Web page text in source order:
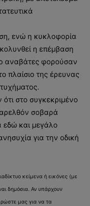
ενώ η κυκλοφορία
η επέμβαση
αναβάτες φορούσαν
πλαίσιο της έρευνας
στο συγκεκριμένο
σοβαρά
εδώ και μεγάλο
για την οδική
κείμενα ή εικόνες (με
δημόσια. Αν υπάρχουν
μας για να τα